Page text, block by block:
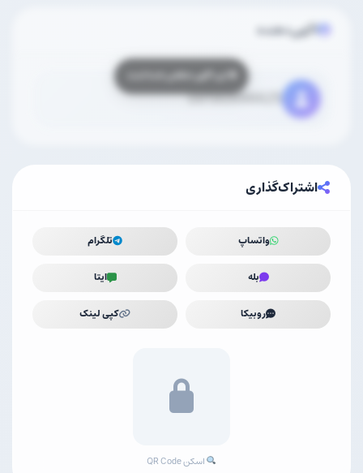
آگهی‌دهنده
09190996625
اشتراک‌گذاری
واتساپ تلگرام
بله ایتا
روبیکا کپی لینک
اسکن QR Code